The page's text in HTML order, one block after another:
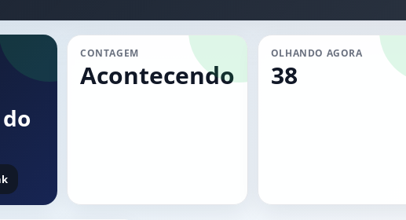
CONTAGEM
Acontecendo
OLHANDO AGORA
38